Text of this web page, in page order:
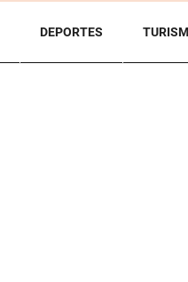
DEPORTES